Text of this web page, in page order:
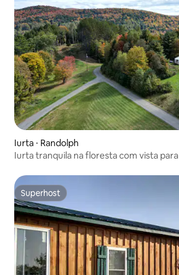
Iurta ⋅ Randolph
Iurta tranquila na floresta com vista
Superhost
Superhost